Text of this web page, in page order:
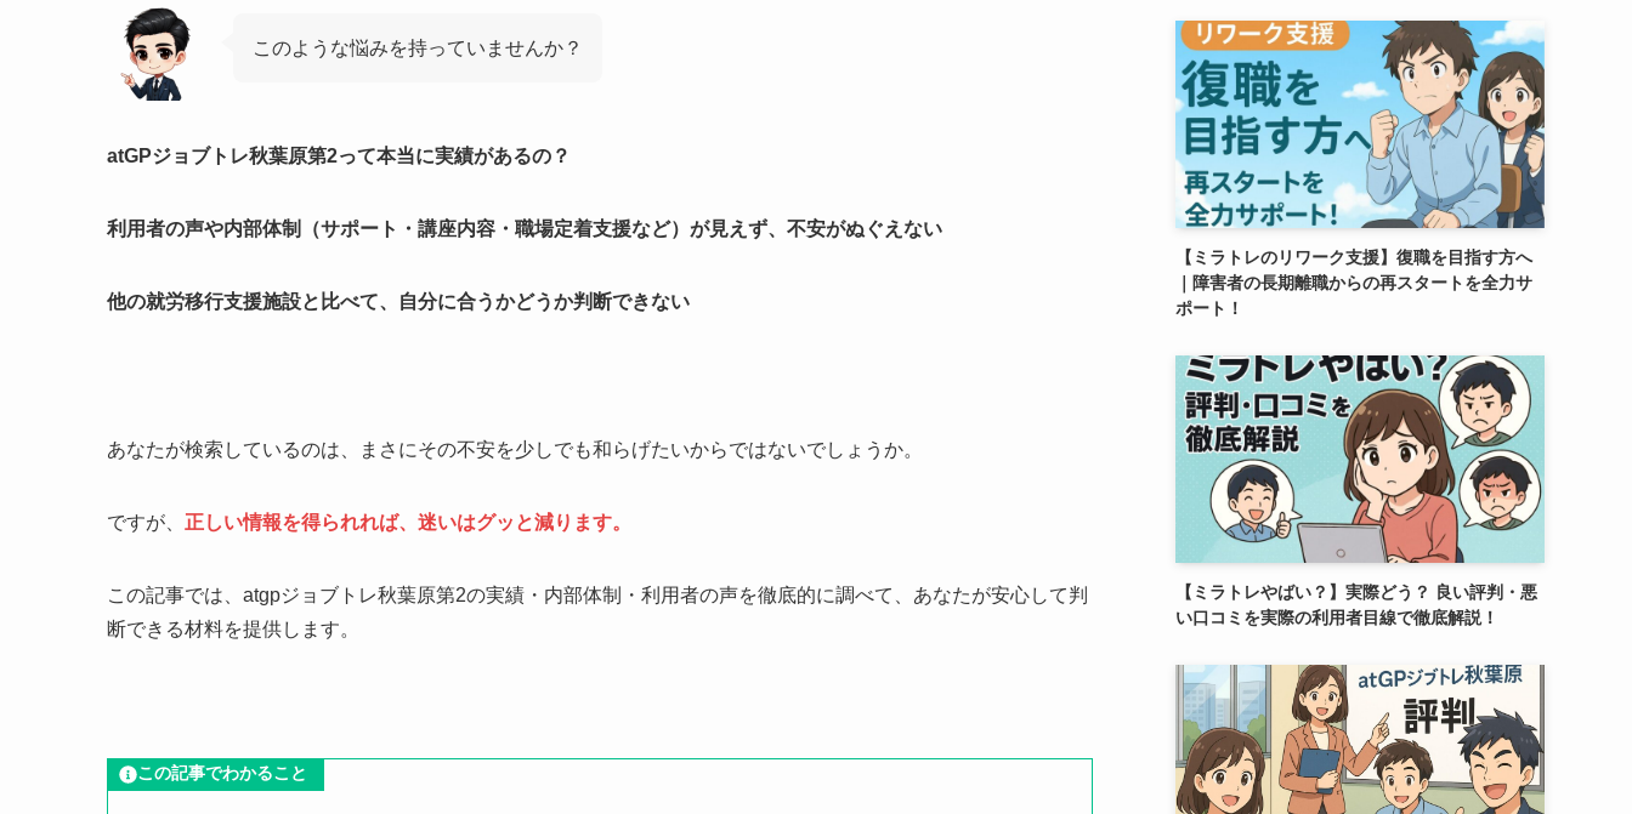
このような悩みを持っていませんか？
atGPジョブトレ秋葉原第2って本当に実績があるの？
利用者の声や内部体制（サポート・講座内容・職場定着支援など）が見えず、不安がぬぐえない
他の就労移行支援施設と比べて、自分に合うかどうか判断できない
あなたが検索しているのは、まさにその不安を少しでも和らげたいからではないでしょうか。
ですが、 正しい情報を得られれば、迷いはグッと減ります。
この記事では、atgpジョブトレ秋葉原第2の実績・内部体制・利用者の声を徹底的に調べて、あなたが安心して判
断できる材料を提供します。
この記事でわかること
【ミラトレのリワーク支援】復職を目指す方へ
｜障害者の長期離職からの再スタートを全力サ
ポート！
【ミラトレやばい？】実際どう？ 良い評判・悪
い口コミを実際の利用者目線で徹底解説！